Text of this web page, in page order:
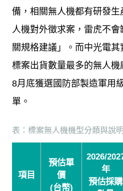
備，相關無人機都有研發
人機對外徵求案，雷虎不
關規格建議」。而中光電
標案出貨數量最多的無人
8月底獲選國防部製造軍用
單。
表：標案無人機機型分類與說明
項目
預估單
價
(台幣)
2026/
年
預估採購